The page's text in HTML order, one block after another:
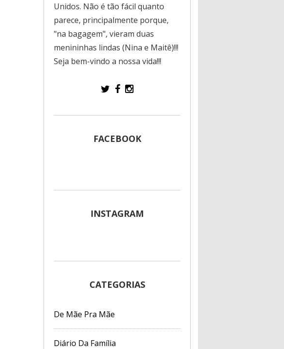
Unidos. Não é tão fácil quanto
parece, principalmente porque,
"na bagagem", vieram duas
menininhas lindas (Nina e Maitê)!!!
Seja bem-vindo a nossa vida!!!
FACEBOOK
INSTAGRAM
CATEGORIAS
De Mãe Pra Mãe
Diário Da Família